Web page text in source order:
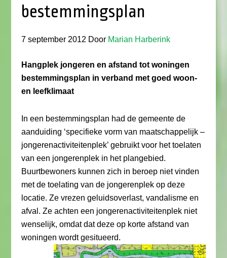
bestemmingsplan
7 september 2012 Door Marian Harberink
Hangplek jongeren en afstand tot woningen
bestemmingsplan in verband met goed woon-
en leefklimaat
In een bestemmingsplan had de gemeente de
aanduiding ‘specifieke vorm van maatschappelijk –
jongerenactiviteitenplek’ gebruikt voor het toelaten
van een jongerenplek in het plangebied.
Buurtbewoners kunnen zich in beroep niet vinden
met de toelating van de jongerenplek op deze
locatie. Ze vrezen geluidsoverlast, vandalisme en
afval. Ze achten een jongerenactiviteitenplek niet
wenselijk, omdat dat deze op korte afstand van
woningen wordt gesitueerd.